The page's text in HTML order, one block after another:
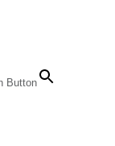
Button